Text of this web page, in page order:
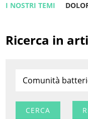
I NOSTRI TEMI
Ricerca in